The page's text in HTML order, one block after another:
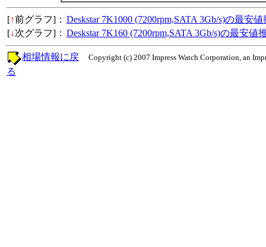
[↑前グラフ]： Deskstar 7K1000 (7200rpm,SATA 3Gb/s)の最安
[↓次グラフ]： Deskstar 7K160 (7200rpm,SATA 3Gb/s)の最安値
Copyright (c) 2007 Impress Watch Corporation, an
相場情報に戻
る